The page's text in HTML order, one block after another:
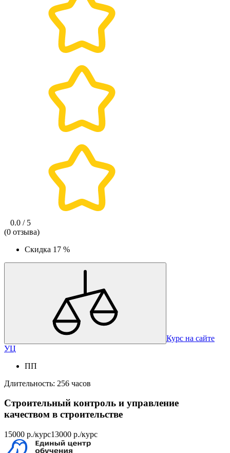
0.0 / 5
(0 отзыва)
Скидка 17 %
Курс на сайте
УЦ
ПП
Длительность: 256 часов
Строительный контроль и управление
качеством в строительстве
15000 р./курс13000 р./курс